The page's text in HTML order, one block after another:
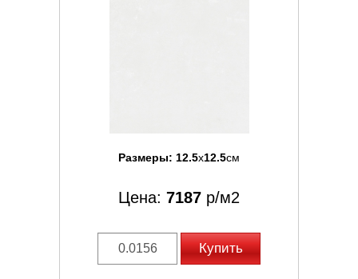
Размеры: 12.5x12.5см
Цена: 7187 р/м2
Купить